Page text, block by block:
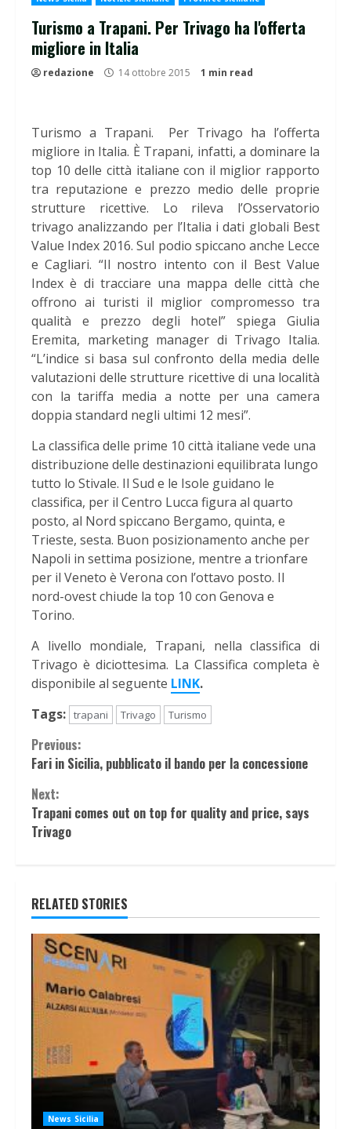
Turismo a Trapani. Per Trivago ha l'offerta
migliore in Italia
redazione 14 ottobre 2015 1 min read
Turismo a Trapani. Per Trivago ha l’offerta
migliore in Italia. È Trapani, infatti, a dominare la
top 10 delle città italiane con il miglior rapporto
tra reputazione e prezzo medio delle proprie
strutture ricettive. Lo rileva l’Osservatorio
trivago analizzando per l’Italia i dati globali Best
Value Index 2016. Sul podio spiccano anche Lecce
e Cagliari. “Il nostro intento con il Best Value
Index è di tracciare una mappa delle città che
offrono ai turisti il miglior compromesso tra
qualità e prezzo degli hotel” spiega Giulia
Eremita, marketing manager di Trivago Italia.
“L’indice si basa sul confronto della media delle
valutazioni delle strutture ricettive di una località
con la tariffa media a notte per una camera
doppia standard negli ultimi 12 mesi”.
La classifica delle prime 10 città italiane vede una
distribuzione delle destinazioni equilibrata lungo
tutto lo Stivale. Il Sud e le Isole guidano le
classifica, per il Centro Lucca figura al quarto
posto, al Nord spiccano Bergamo, quinta, e
Trieste, sesta. Buon posizionamento anche per
Napoli in settima posizione, mentre a trionfare
per il Veneto è Verona con l’ottavo posto. Il
nord-ovest chiude la top 10 con Genova e
Torino.
A livello mondiale, Trapani, nella classifica di
Trivago è diciottesima. La Classifica completa è
disponibile al seguente LINK.
Tags: trapani Trivago Turismo
Continue
Reading
Previous:
Fari in Sicilia, pubblicato il bando per la concessione
Next:
Trapani comes out on top for quality and price, says
Trivago
RELATED STORIES
News Sicilia